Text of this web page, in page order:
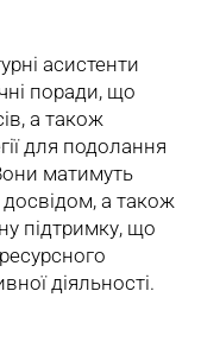
асистенти
поради, що
а також
для подолання
матимуть
а також
підтримку, що
діяльності.